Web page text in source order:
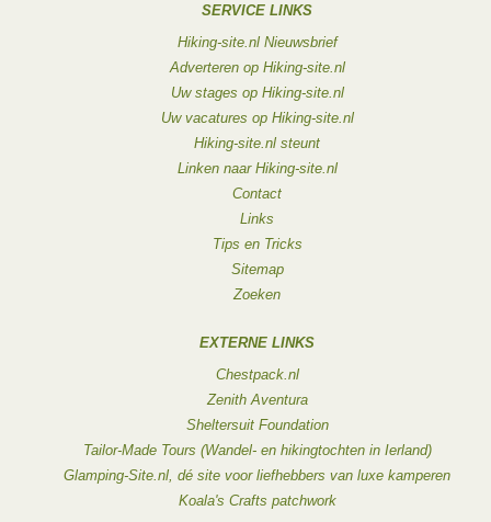
SERVICE LINKS
Hiking-site.nl Nieuwsbrief
Adverteren op Hiking-site.nl
Uw stages op Hiking-site.nl
Uw vacatures op Hiking-site.nl
Hiking-site.nl steunt
Linken naar Hiking-site.nl
Contact
Links
Tips en Tricks
Sitemap
Zoeken
EXTERNE LINKS
Chestpack.nl
Zenith Aventura
Sheltersuit Foundation
Tailor-Made Tours (Wandel- en hikingtochten in Ierland)
Glamping-Site.nl, dé site voor liefhebbers van luxe kamperen
Koala's Crafts patchwork